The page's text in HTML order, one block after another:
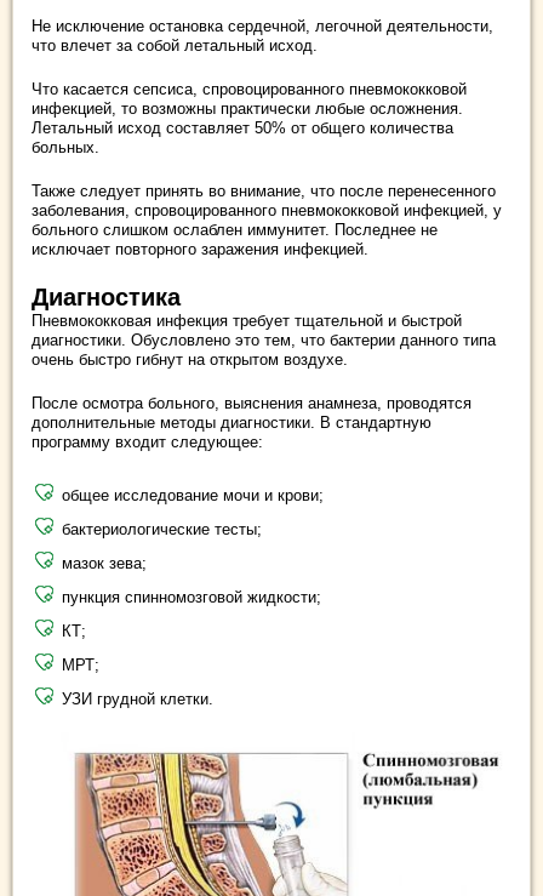
Не исключение остановка сердечной, легочной деятельности,
что влечет за собой летальный исход.
Что касается сепсиса, спровоцированного пневмококковой
инфекцией, то возможны практически любые осложнения.
Летальный исход составляет 50% от общего количества
больных.
Также следует принять во внимание, что после перенесенного
заболевания, спровоцированного пневмококковой инфекцией, у
больного слишком ослаблен иммунитет. Последнее не
исключает повторного заражения инфекцией.
Диагностика
Пневмококковая инфекция требует тщательной и быстрой
диагностики. Обусловлено это тем, что бактерии данного типа
очень быстро гибнут на открытом воздухе.
После осмотра больного, выяснения анамнеза, проводятся
дополнительные методы диагностики. В стандартную
программу входит следующее:
общее исследование мочи и крови;
бактериологические тесты;
мазок зева;
пункция спинномозговой жидкости;
КТ;
МРТ;
УЗИ грудной клетки.